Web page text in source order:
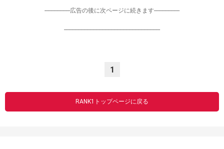
-----------------広告の後に次ページに続きます-----------------
----------------------------------------------------------------
1
RANK1トップページに戻る